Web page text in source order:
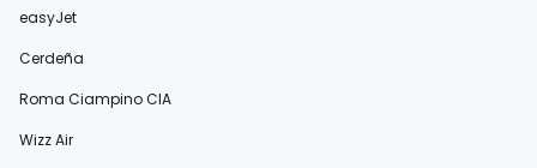
easyJet
Cerdeña
Roma Ciampino CIA
Wizz Air